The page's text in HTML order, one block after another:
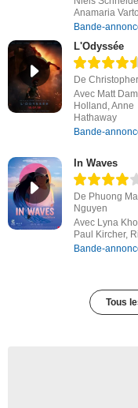
Anamaria
Bande-
L'Odyssée
De
Avec Matt
Holland, Anne
Hathaway
Bande-
In Waves
De Phuong
Nguyen
Avec Lyna
Paul Kircher,
Bande-
Tous